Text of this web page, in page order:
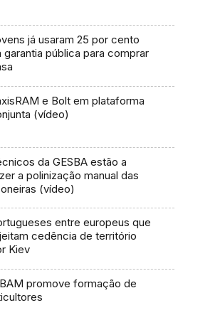
já usaram 25 por cento
garantia pública para comprar
e Bolt em plataforma
(vídeo)
da GESBA estão a
a polinização manual das
(vídeo)
entre europeus que
cedência de território
Kiev
promove formação de